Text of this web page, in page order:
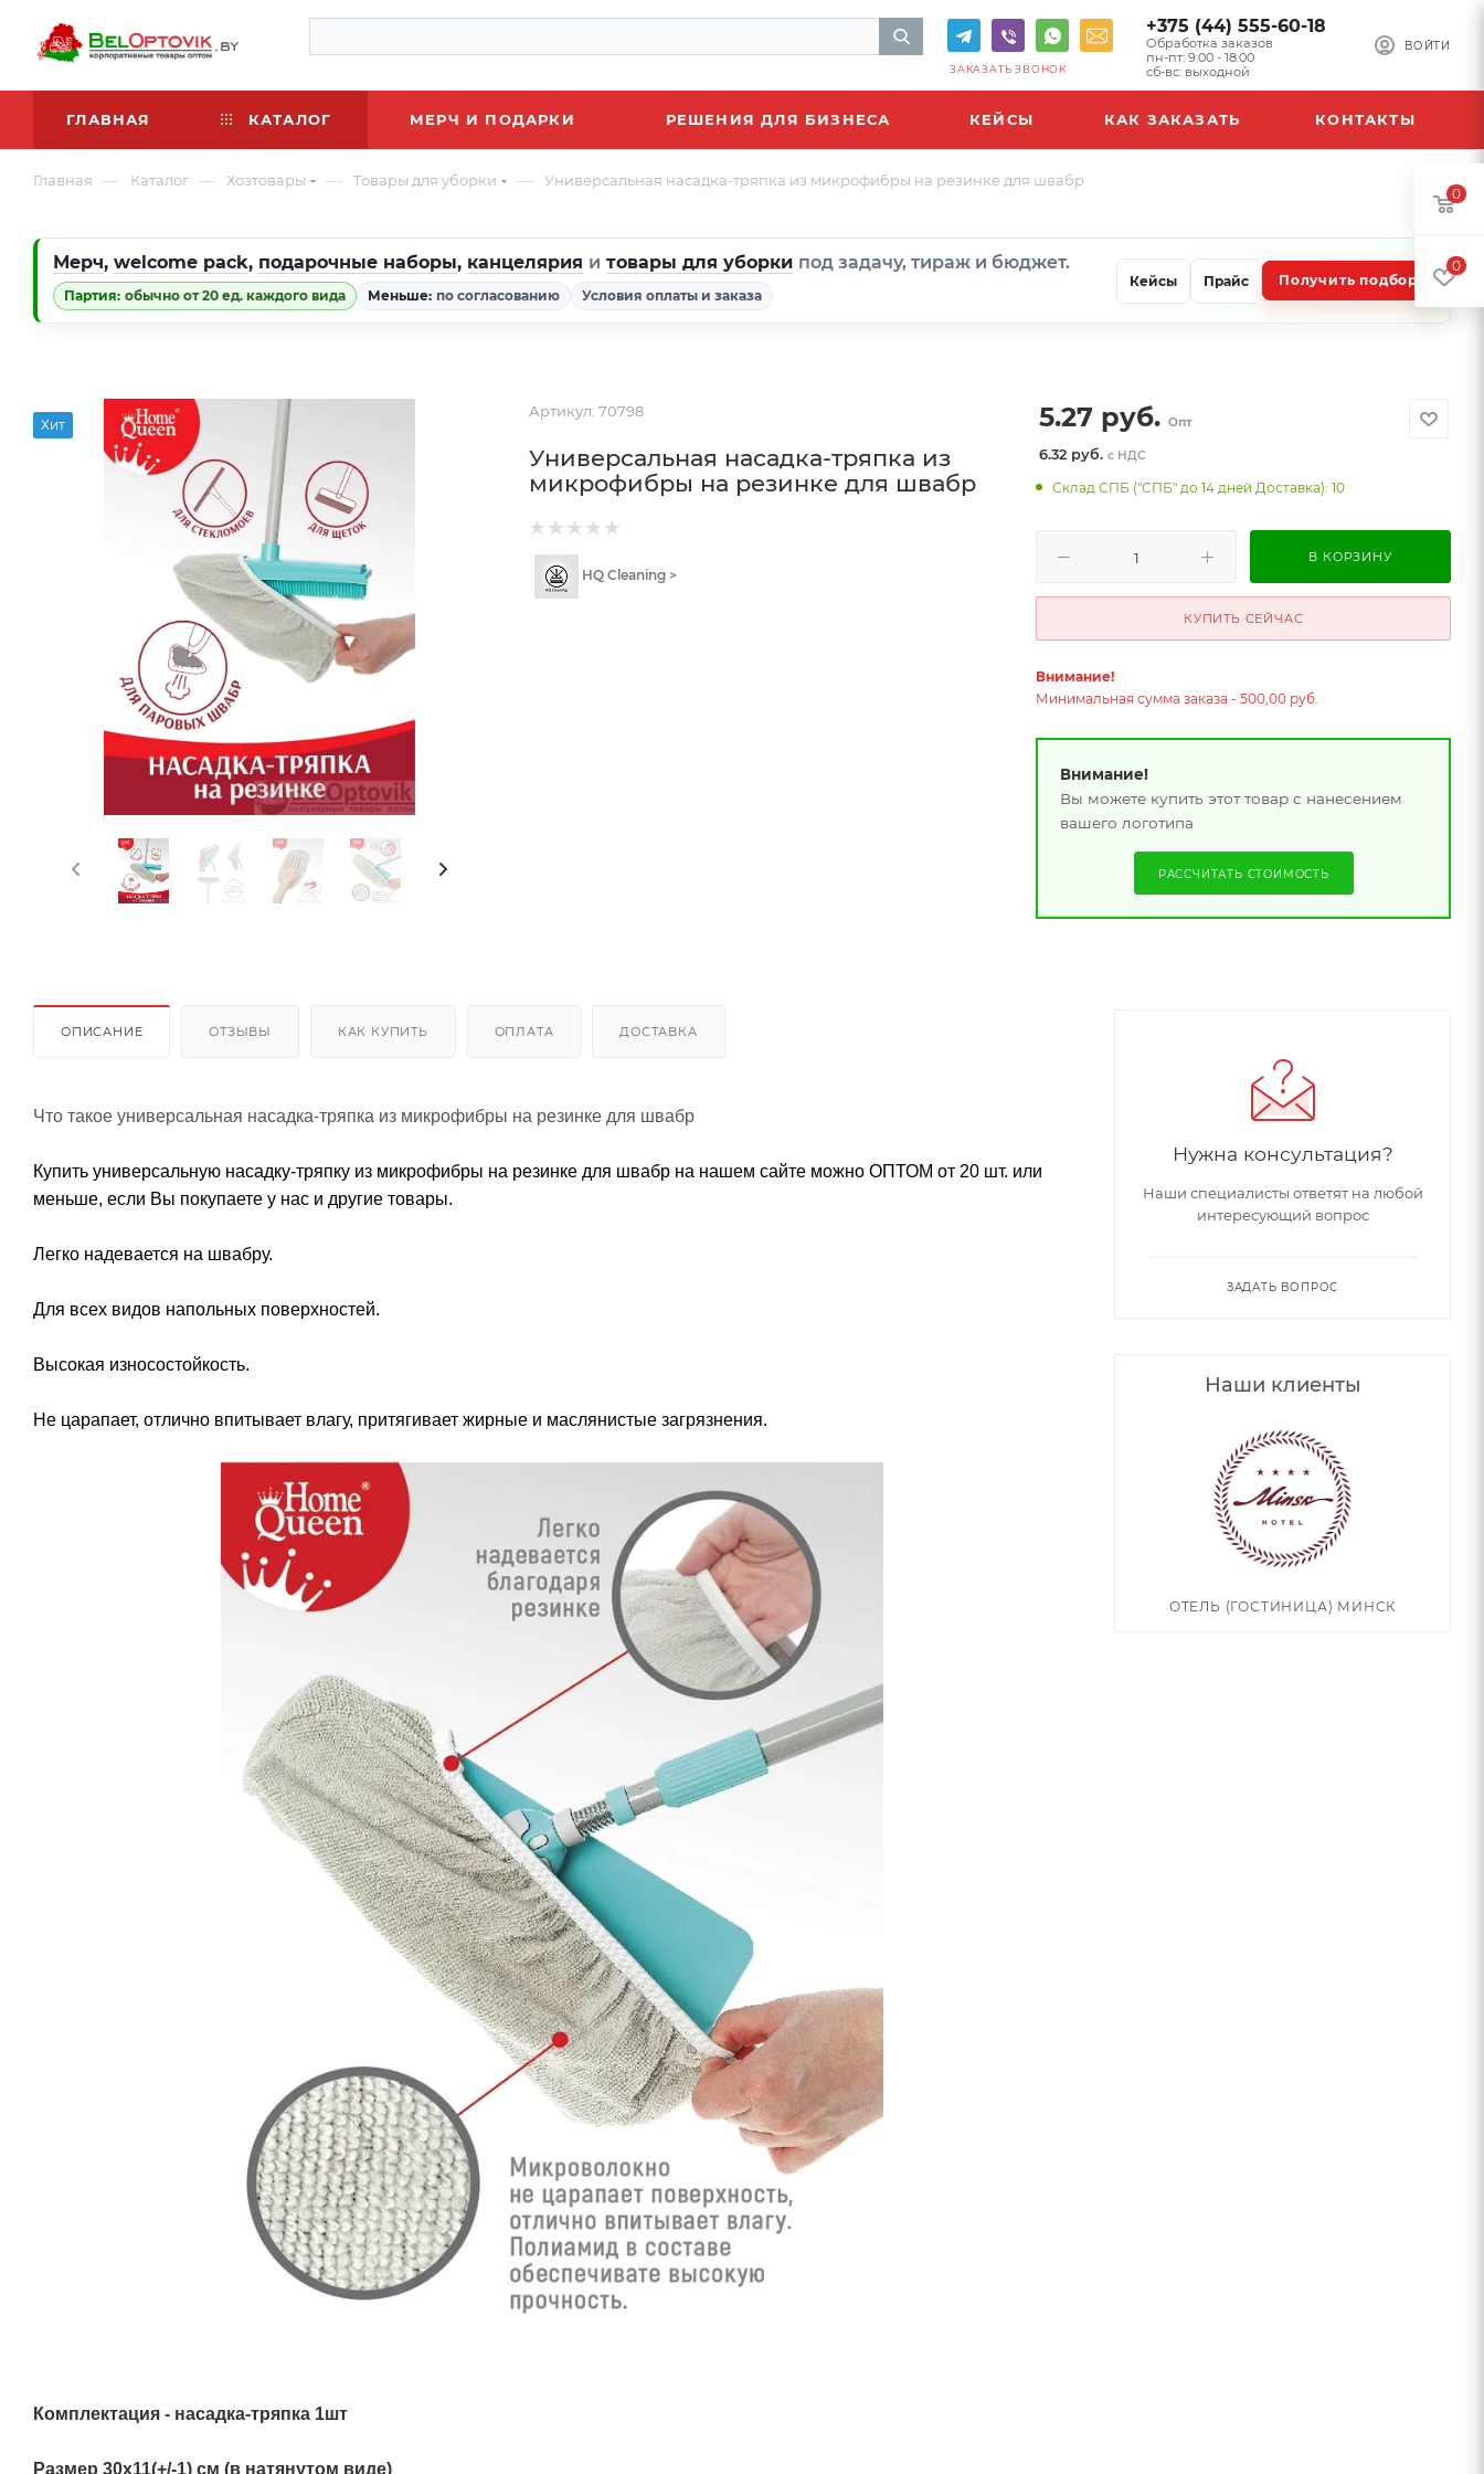
ВОЙТИ
+375 (44) 555-60-18
Обработка заказов
пн-пт: 9:00 - 18:00
сб-вс: выходной
ЗАКАЗАТЬ ЗВОНОК
ГЛАВНАЯ КАТАЛОГ МЕРЧ И ПОДАРКИ РЕШЕНИЯ ДЛЯ БИЗНЕСА КЕЙСЫ КАК ЗАКАЗАТЬ КОНТАКТЫ
Главная — Каталог — Хозтовары — Товары для уборки — Универсальная насадка-тряпка из микрофибры на резинке для швабр
Мерч, welcome pack, подарочные наборы, канцелярия и товары для уборки под задачу, тираж и бюджет.
Партия: обычно от 20 ед. каждого вида Меньше: по согласованию Условия оплаты и заказа
Кейсы Прайс Получить подбор
Хит
Артикул: 70798
Универсальная насадка-тряпка из
микрофибры на резинке для швабр
HQ Cleaning >
5.27 руб. Опт
6.32 руб.с НДС
Склад СПБ ("СПБ" до 14 дней Доставка): 10
В КОРЗИНУ
КУПИТЬ СЕЙЧАС
Внимание!
Минимальная сумма заказа - 500,00 руб.
Внимание!
Вы можете купить этот товар с нанесением
вашего логотипа
РАССЧИТАТЬ СТОИМОСТЬ
ОПИСАНИЕ ОТЗЫВЫ КАК КУПИТЬ ОПЛАТА ДОСТАВКА
Что такое универсальная насадка-тряпка из микрофибры на резинке для швабр
Купить универсальную насадку-тряпку из микрофибры на резинке для швабр на нашем сайте можно ОПТОМ от 20 шт. или
меньше, если Вы покупаете у нас и другие товары.
Легко надевается на швабру.
Для всех видов напольных поверхностей.
Высокая износостойкость.
Не царапает, отлично впитывает влагу, притягивает жирные и маслянистые загрязнения.
Комплектация - насадка-тряпка 1шт
Размер 30х11(+/-1) см (в натянутом виде)
Нужна консультация?
Наши специалисты ответят на любой
интересующий вопрос
ЗАДАТЬ ВОПРОС
Наши клиенты
ОТЕЛЬ (ГОСТИНИЦА) МИНСК
0
0